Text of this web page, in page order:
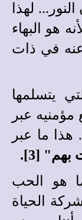
لهذا
هو البهاء
عنه في ذات
يتسلمها
مؤمنيه عبر
هذا ما عبر
[3].
هو الحب
الحياة